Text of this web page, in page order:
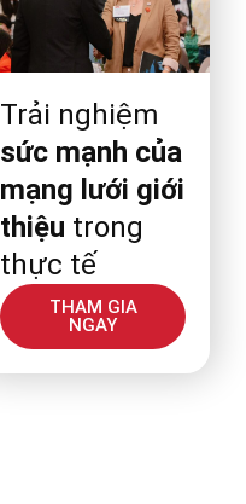
Trải nghiệm
sức mạnh của
mạng lưới giới
thiệu trong
thực tế
THAM GIA
NGAY